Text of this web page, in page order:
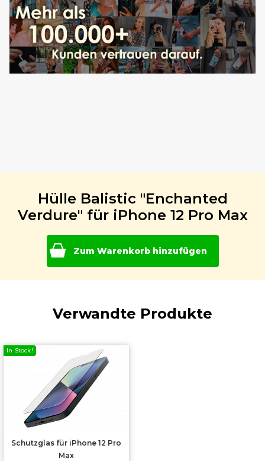
Hülle Balistic "Enchanted
Verdure" für iPhone 12 Pro Max
Zum Warenkorb hinzufügen
Verwandte Produkte
In Stock!
Schutzglas für iPhone 12 Pro
Max